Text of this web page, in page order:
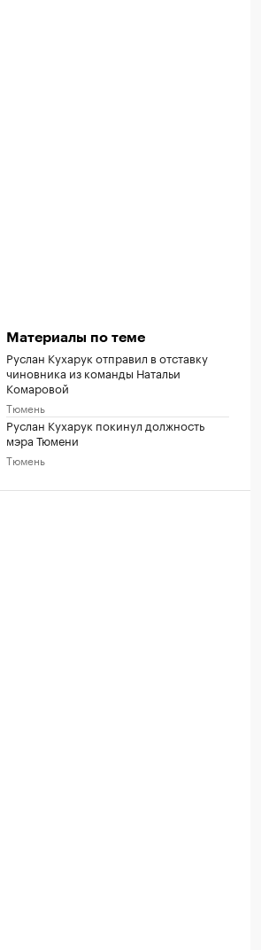
Материалы по теме
Руслан Кухарук отправил в отставку
чиновника из команды Натальи
Комаровой
Тюмень
Руслан Кухарук покинул должность
мэра Тюмени
Тюмень